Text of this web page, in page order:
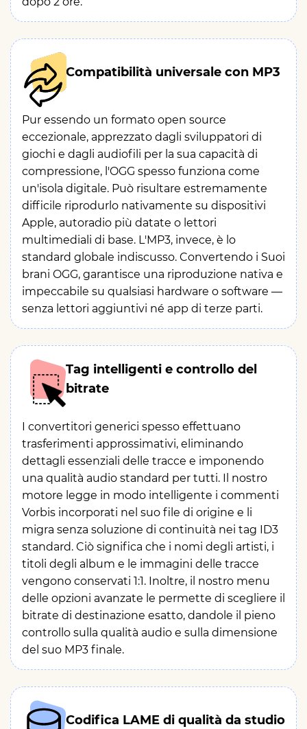
Compatibilità universale con MP3
Pur essendo un formato open source
eccezionale, apprezzato dagli sviluppatori di
giochi e dagli audiofili per la sua capacità di
compressione, l'OGG spesso funziona come
un'isola digitale. Può risultare estremamente
difficile riprodurlo nativamente su dispositivi
Apple, autoradio più datate o lettori
multimediali di base. L'MP3, invece, è lo
standard globale indiscusso. Convertendo i Suoi
brani OGG, garantisce una riproduzione nativa e
impeccabile su qualsiasi hardware o software —
senza lettori aggiuntivi né app di terze parti.
Tag intelligenti e controllo del
bitrate
I convertitori generici spesso effettuano
trasferimenti approssimativi, eliminando
dettagli essenziali delle tracce e imponendo
una qualità audio standard per tutti. Il nostro
motore legge in modo intelligente i commenti
Vorbis incorporati nel suo file di origine e li
migra senza soluzione di continuità nei tag ID3
standard. Ciò significa che i nomi degli artisti, i
titoli degli album e le immagini delle tracce
vengono conservati 1:1. Inoltre, il nostro menu
delle opzioni avanzate le permette di scegliere il
bitrate di destinazione esatto, dandole il pieno
controllo sulla qualità audio e sulla dimensione
del suo MP3 finale.
Codifica LAME di qualità da studio